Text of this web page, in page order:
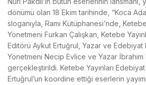
dönümü olan 18 Ekim tarihinde, “Koca
sloganıyla, Rami Kütüphanesi’nde, Ketebe
Yönetmeni Furkan Çalışkan, Ketebe
Editörü Aykut Ertuğrul, Yazar ve Edebiyat
Yönetmeni Necip Evlice ve Yazar İbrahim
gerçekleştirildi. Ketebe Yayınları
Ertuğrul’un koordine ettiği eserlerin